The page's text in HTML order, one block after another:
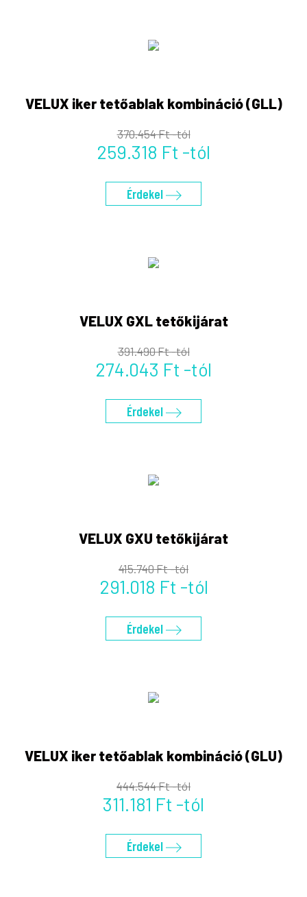
VELUX iker tetőablak kombináció (GLL)
370.454 Ft -tól
259.318 Ft -tól
Érdekel
VELUX GXL tetőkijárat
391.490 Ft -tól
274.043 Ft -tól
Érdekel
VELUX GXU tetőkijárat
415.740 Ft -tól
291.018 Ft -tól
Érdekel
VELUX iker tetőablak kombináció (GLU)
444.544 Ft -tól
311.181 Ft -tól
Érdekel